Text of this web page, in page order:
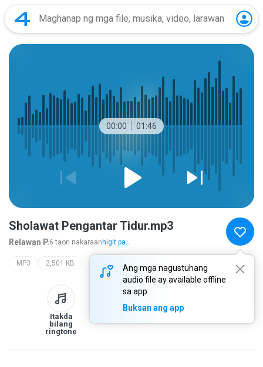
00:00 01:46
Ang mga nagustuhang
audio file ay available offline
sa app
Buksan ang app
Sholawat Pengantar Tidur.mp3
Relawan P.6 taon nakaraan higit pa...
MP3 2,501 KB
Itakda
bilang
ringtone